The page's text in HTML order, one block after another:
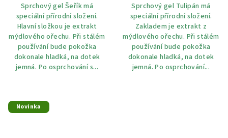
Sprchový gel Šeřík má
speciální přírodní složení.
Hlavní složkou je extrakt
mýdlového ořechu. Při stálém
používání bude pokožka
dokonale hladká, na dotek
jemná. Po osprchování s...
Sprchový gel Tulipán má
speciální přírodní složení.
Zakladem je extrakt z
mýdlového ořechu. Při stálém
používání bude pokožka
dokonale hladká, na dotek
jemná. Po osprchování...
Novinka